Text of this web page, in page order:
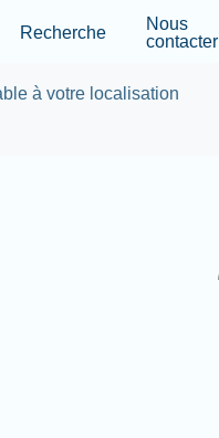
to main content
Recherche
Nous
contacter
à votre localisation